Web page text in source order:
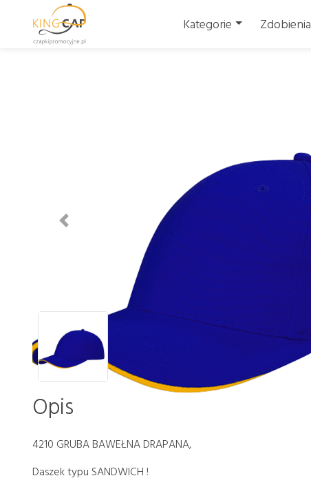
Kategorie Zdobienia
Wstecz
Opis
4210 GRUBA BAWEŁNA DRAPANA,
Daszek typu SANDWICH !